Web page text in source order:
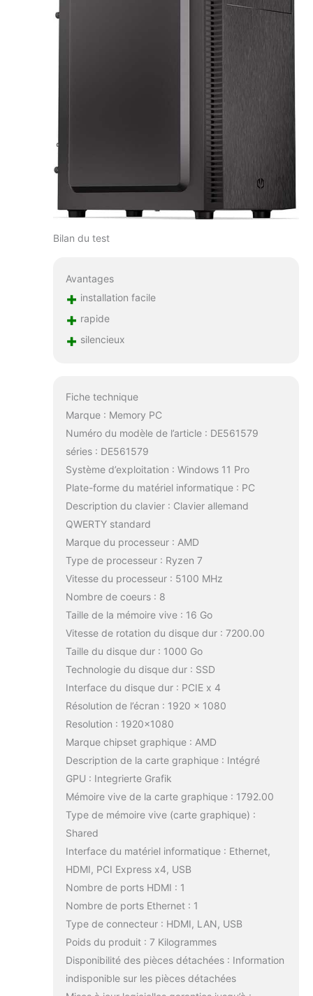
Bilan du test
Avantages
+ installation facile
+ rapide
+ silencieux
Fiche technique
Marque : Memory PC
Numéro du modèle de l’article : DE561579
séries : DE561579
Système d’exploitation : Windows 11 Pro
Plate-forme du matériel informatique : PC
Description du clavier : Clavier allemand
QWERTY standard
Marque du processeur : AMD
Type de processeur : Ryzen 7
Vitesse du processeur : 5100 MHz
Nombre de coeurs : 8
Taille de la mémoire vive : 16 Go
Vitesse de rotation du disque dur : 7200.00
Taille du disque dur : 1000 Go
Technologie du disque dur : SSD
Interface du disque dur : PCIE x 4
Résolution de l’écran : 1920 x 1080
Resolution : 1920×1080
Marque chipset graphique : AMD
Description de la carte graphique : Intégré
GPU : Integrierte Grafik
Mémoire vive de la carte graphique : 1792.00
Type de mémoire vive (carte graphique) :
Shared
Interface du matériel informatique : Ethernet,
HDMI, PCI Express x4, USB
Nombre de ports HDMI : 1
Nombre de ports Ethernet : 1
Type de connecteur : HDMI, LAN, USB
Poids du produit : 7 Kilogrammes
Disponibilité des pièces détachées : Information
indisponible sur les pièces détachées